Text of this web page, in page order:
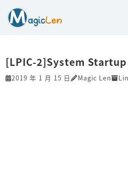
[LPIC-2]System Startup
2019 年 1 月 15 日 Magic Len